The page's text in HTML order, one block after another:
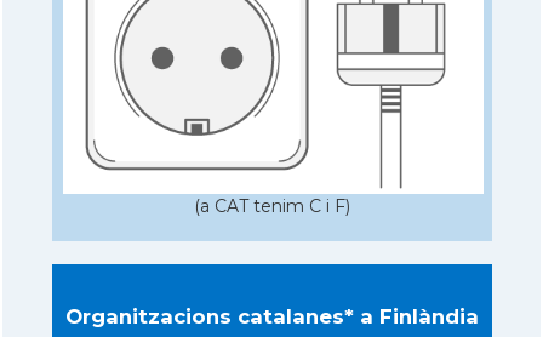
(a CAT tenim C i F)
Organitzacions catalanes* a Finlàndia